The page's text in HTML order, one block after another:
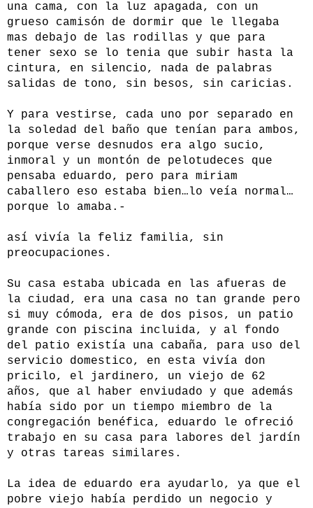
una cama, con la luz apagada, con un
grueso camisón de dormir que le llegaba
mas debajo de las rodillas y que para
tener sexo se lo tenia que subir hasta la
cintura, en silencio, nada de palabras
salidas de tono, sin besos, sin caricias.
Y para vestirse, cada uno por separado en
la soledad del baño que tenían para ambos,
porque verse desnudos era algo sucio,
inmoral y un montón de pelotudeces que
pensaba eduardo, pero para miriam
caballero eso estaba bien…lo veía normal…
porque lo amaba.-
así vivía la feliz familia, sin
preocupaciones.
Su casa estaba ubicada en las afueras de
la ciudad, era una casa no tan grande pero
si muy cómoda, era de dos pisos, un patio
grande con piscina incluida, y al fondo
del patio existía una cabaña, para uso del
servicio domestico, en esta vivía don
pricilo, el jardinero, un viejo de 62
años, que al haber enviudado y que además
había sido por un tiempo miembro de la
congregación benéfica, eduardo le ofreció
trabajo en su casa para labores del jardín
y otras tareas similares.
La idea de eduardo era ayudarlo, ya que el
pobre viejo había perdido un negocio y